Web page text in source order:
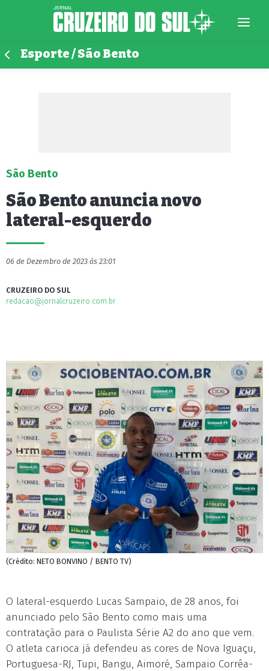
Esporte / São Bento
São Bento
São Bento anuncia novo
lateral-esquerdo
06 de Dezembro de 2023 às 23:01
CRUZEIRO DO SUL
redacao@jornalcruzeiro.com.br
(Crédito: NETO BONVINO / BENTO TV)
O lateral-esquerdo Lucas Sampaio, de 28 anos, foi
anunciado pelo São Bento como mais uma
contratação para o Paulista Série A2 do ano que vem.
O atleta carioca já defendeu as cores de Nova Iguaçu,
Portuguesa-RJ, Tupi, Bangu, Aimoré, Sampaio Corrêa-